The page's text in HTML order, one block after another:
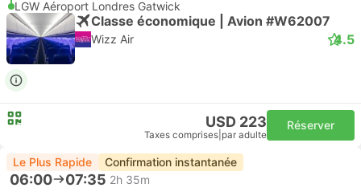
LGW Aéroport Londres Gatwick
Classe économique | Avion #W62007
Wizz Air 4.5
USD 223
Taxes comprises par adulte
Réserver
Le Plus Rapide Confirmation instantanée
06:00 07:35 2h 35m